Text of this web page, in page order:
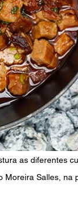
as diferentes
Moreira Salles, na